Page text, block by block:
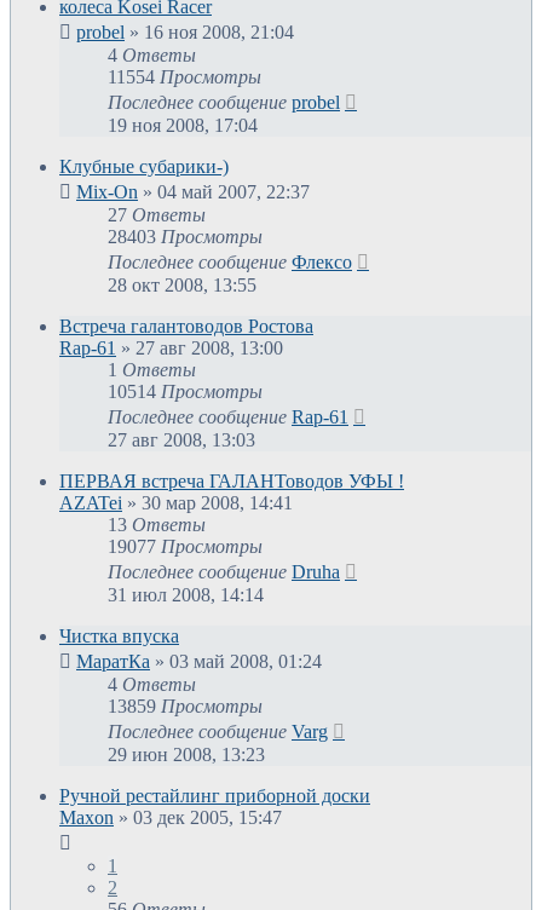
колеса Kosei Racer
probel » 16 ноя 2008, 21:04
4 Ответы
11554 Просмотры
Последнее сообщение probel
19 ноя 2008, 17:04
Клубные субарики-)
Mix-On » 04 май 2007, 22:37
27 Ответы
28403 Просмотры
Последнее сообщение Флексо
28 окт 2008, 13:55
Встреча галантоводов Ростова
Rap-61 » 27 авг 2008, 13:00
1 Ответы
10514 Просмотры
Последнее сообщение Rap-61
27 авг 2008, 13:03
ПЕРВАЯ встреча ГАЛАНТоводов УФЫ !
AZATei » 30 мар 2008, 14:41
13 Ответы
19077 Просмотры
Последнее сообщение Druha
31 июл 2008, 14:14
Чистка впуска
МаратКа » 03 май 2008, 01:24
4 Ответы
13859 Просмотры
Последнее сообщение Varg
29 июн 2008, 13:23
Ручной рестайлинг приборной доски
Maxon » 03 дек 2005, 15:47
1
2